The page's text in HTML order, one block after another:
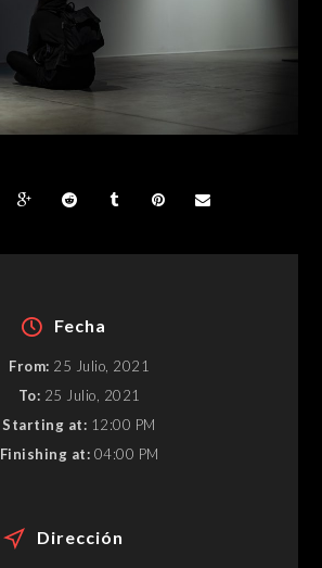
Fecha
From: 25 Julio, 2021
To: 25 Julio, 2021
Starting at: 12:00 PM
Finishing at: 04:00 PM
Dirección